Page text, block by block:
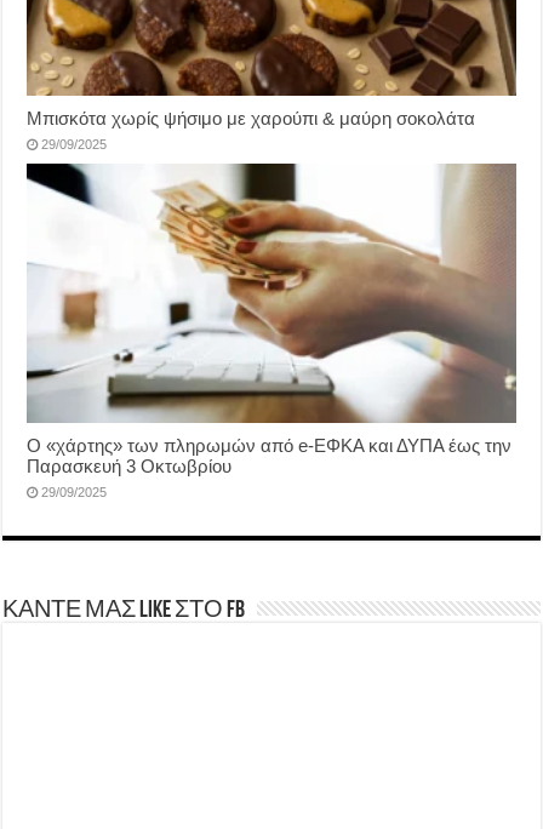
Μπισκότα χωρίς ψήσιμο με χαρούπι & μαύρη σοκολάτα
29/09/2025
Ο «χάρτης» των πληρωμών από e-ΕΦΚΑ και ΔΥΠΑ έως την
Παρασκευή 3 Οκτωβρίου
29/09/2025
ΚΑΝΤΕ ΜΑΣ LIKE ΣΤΟ FB